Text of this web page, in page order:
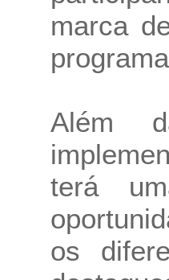
marca
Além
terá
os